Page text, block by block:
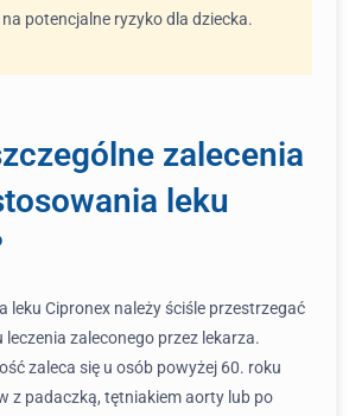
potencjalne ryzyko dla dziecka.
zalecenia
leku
leku Cipronex należy ściśle przestrzegać
zaleconego przez lekarza.
zaleca się u osób powyżej 60. roku
z padaczką, tętniakiem aorty lub po